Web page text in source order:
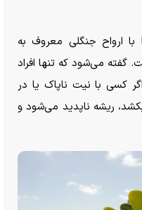
با ارواح جنگلی معروف به
گفته می‌شود که تنها افراد
کسی با نیت ناپاک یا در
ریشه ناپدید می‌شود و